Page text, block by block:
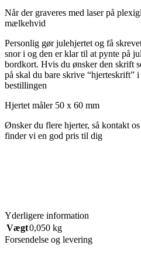
Når der graveres med laser på
mælkehvid
Personlig gør julehjertet og få
snor i og den er klar til at pynte på
bordkort. Hvis du ønsker den skrift
på skal du bare skrive “hjerteskrift”
bestillingen
Hjertet måler 50 x 60 mm
Ønsker du flere hjerter, så kontakt
finder vi en god pris til dig
Yderligere information
Vægt0,050 kg
Forsendelse og levering